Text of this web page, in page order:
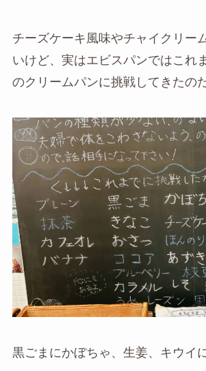
チーズケーキ風味やチャイクリー
いけど、実はエビスパンではこれ
のクリームパンに挑戦してきたの
黒ごまにかぼちゃ、生姜、キウイ